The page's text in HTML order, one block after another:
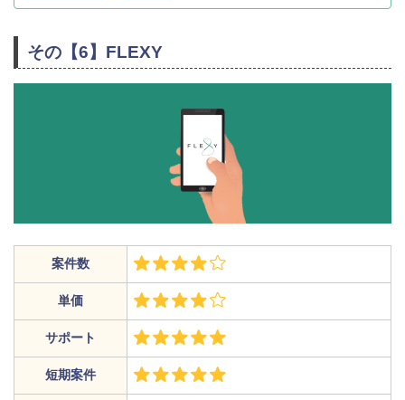
その【6】FLEXY
案件数
単価
サポート
短期案件